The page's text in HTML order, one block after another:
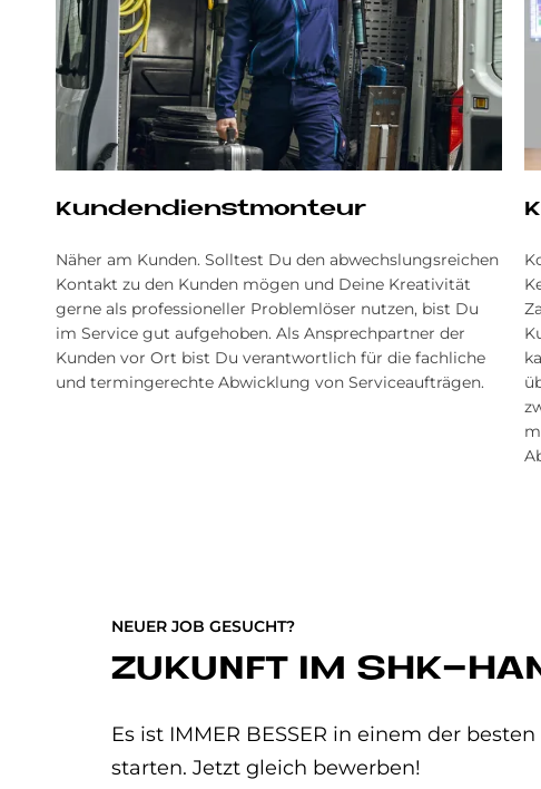
Kun­den­dienst­mon­teur
Näher am Kunden. Solltest Du den abwechslungsreichen
Kontakt zu den Kunden mögen und Deine Kreativität
gerne als professioneller Problemlöser nutzen, bist Du
im Service gut aufgehoben. Als Ansprechpartner der
Kunden vor Ort bist Du verantwortlich für die fachliche
und termingerechte Abwicklung von Serviceaufträgen.
NEUER JOB GESUCHT?
ZUKUNFT IM SHK-
Es ist IMMER BESSER in einem der
starten. Jetzt gleich bewerben!